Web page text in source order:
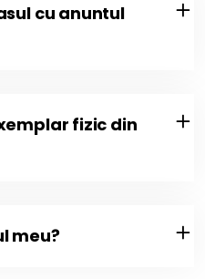
cu anuntul
fizic din
meu?